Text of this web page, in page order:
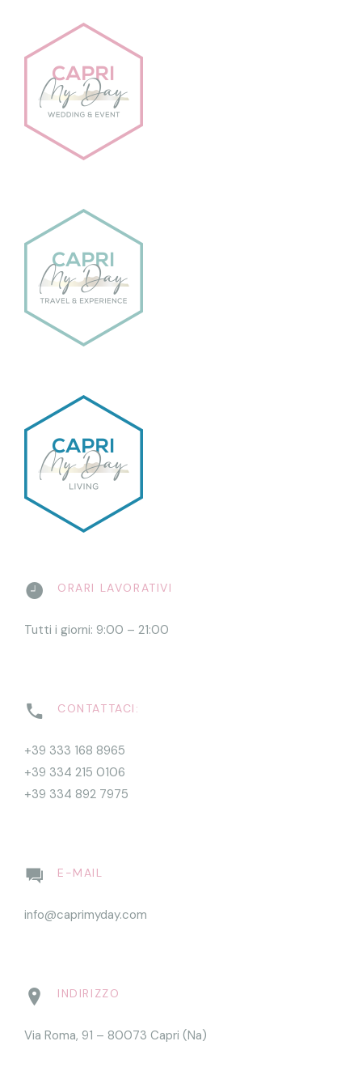
ORARI LAVORATIVI
Tutti i giorni: 9:00 – 21:00
CONTATTACI:
+39 333 168 8965
+39 334 215 0106
+39 334 892 7975
E-MAIL
info@caprimyday.com
INDIRIZZO
Via Roma, 91 – 80073 Capri (Na)